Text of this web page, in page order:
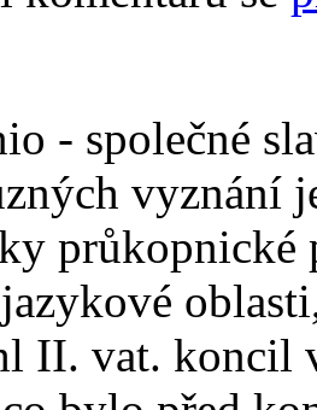
- společné
vyznání
průkopnické
II. vat. koncil